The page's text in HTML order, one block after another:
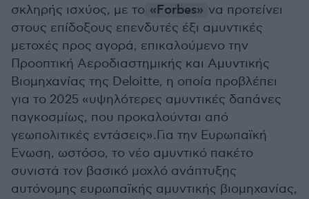
σκληρής ισχύος, με το «Forbes» να προτείνει
στους επίδοξους επενδυτές έξι αμυντικές
μετοχές προς αγορά, επικαλούμενο την
Προοπτική Αεροδιαστημικής και Αμυντικής
Βιομηχανίας της Deloitte, η οποία προβλέπει
για το 2025 «υψηλότερες αμυντικές δαπάνες
παγκοσμίως, που προκαλούνται από
γεωπολιτικές εντάσεις».Για την Ευρωπαϊκή
Ενωση, ωστόσο, το νέο αμυντικό πακέτο
συνιστά τον βασικό μοχλό ανάπτυξης
αυτόνομης ευρωπαϊκής αμυντικής βιομηχανίας,